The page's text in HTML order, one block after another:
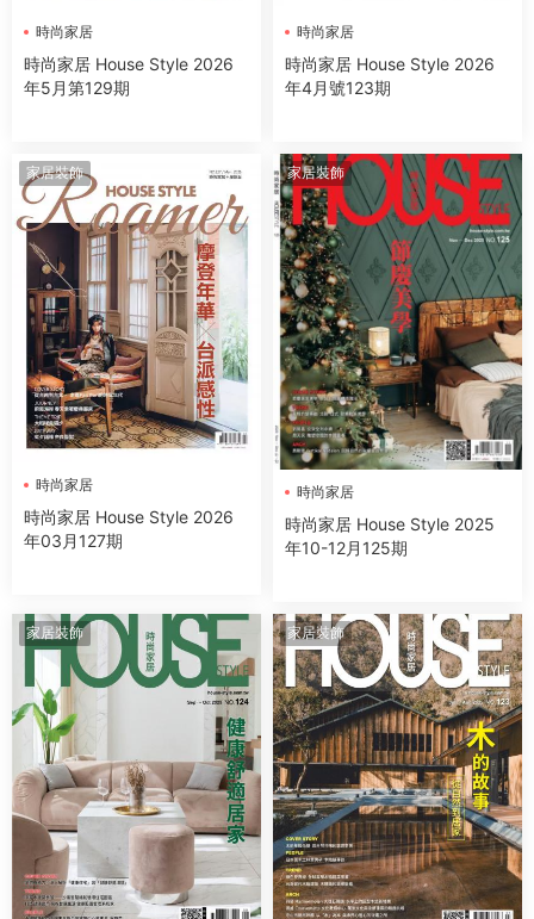
時尚家居
時尚家居 House Style 2026
年5月第129期
時尚家居
時尚家居 House Style 2026
年4月號123期
家居裝飾
時尚家居
時尚家居 House Style 2026
年03月127期
家居裝飾
時尚家居
時尚家居 House Style 2025
年10-12月125期
家居裝飾 家居裝飾